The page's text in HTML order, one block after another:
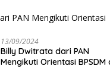
13/09/2024
Billy Dwitrata dari PAN
Mengikuti Orientasi BPSDM